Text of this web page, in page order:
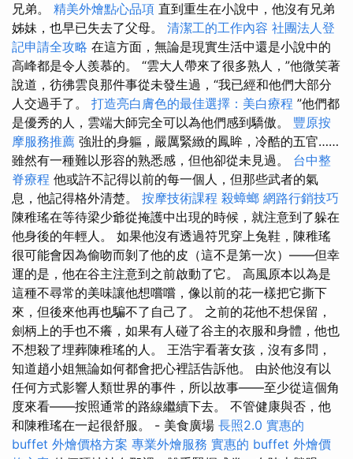
兄弟。 精美外燴點心品項 直到重生在小說中，他沒有兄弟
姊妹，也早已失去了父母。 清潔工的工作內容 社團法人登
記申請全攻略 在這方面，無論是現實生活中還是小說中的
高峰都是令人羨慕的。 “雲大人帶來了很多熟人，”他微笑著
說道，彷彿雲良那件事從未發生過，“我已經和他們大部分
人交過手了。 打造亮白膚色的最佳選擇：美白療程 ”他們都
是優秀的人，雲端大師完全可以為他們感到驕傲。 豐原按
摩服務推薦 強壯的身軀，嚴厲緊緻的鳳眸，冷酷的五官……
雖然有一種難以形容的熟悉感，但他卻從未見過。 台中整
脊療程 他或許不記得以前的每一個人，但那些武者的氣
息，他記得格外清楚。 按摩技術課程 殺蟑螂 網路行銷技巧
陳稚瑤在等待梁少爺從掩護中出現的時候，就注意到了躲在
他身後的年輕人。 如果他沒有透過符咒穿上兔鞋，陳稚瑤
很可能會因為偷吻而剝了他的皮（這不是第一次）——但幸
運的是，他在谷主注意到之前啟動了它。 高風原本以為是
這種不尋常的美味讓他想嚐嚐，像以前的花一樣把它撕下
來，但後來他再也騙不了自己了。 之前的花他不想保留，
劍柄上的手也不癢，如果有人碰了谷主的衣服和身體，他也
不想殺了埋葬陳稚瑤的人。 王浩宇看著女孩，沒有多問，
知道趙小姐無論如何都會把心裡話告訴他。 由於他沒有以
任何方式影響人類世界的事件，所以故事——至少從這個角
度來看——按照通常的路線繼續下去。 不管健康與否，他
和陳稚瑤在一起很舒服。 - 美食廣場 長照2.0 實惠的
buffet 外燴價格方案 專業外燴服務 實惠的 buffet 外燴價